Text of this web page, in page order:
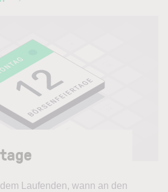
Laufenden, wann an den